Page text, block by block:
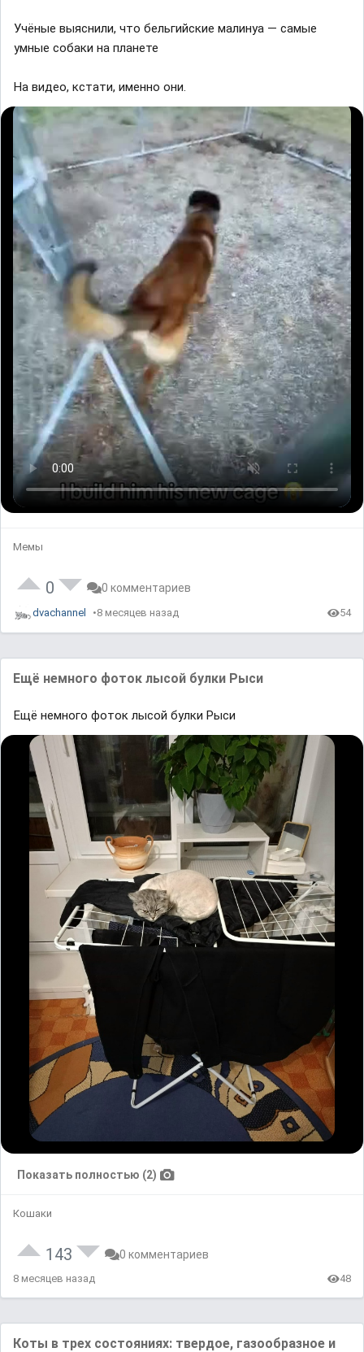
Учёные выяснили, что бельгийские малинуа — самые
умные собаки на планете
На видео, кстати, именно они.
Мемы
0 0 комментариев
dvachannel 8 месяцев назад 54
Ещё немного фоток лысой булки Рыси
Ещё немного фоток лысой булки Рыси
Показать полностью (2)
Кошаки
143 0 комментариев
8 месяцев назад 48
Коты в трех состояниях: твердое, газообразное и